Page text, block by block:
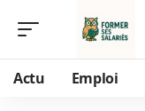
Actu Emploi